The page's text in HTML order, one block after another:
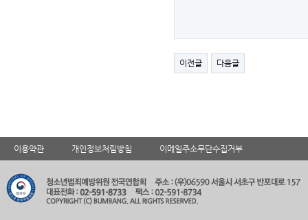
이전글 다음글
이용약관 개인정보처림방침 이메일주소무단수집거부